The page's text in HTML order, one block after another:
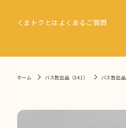
くまトクとは よくあるご質問
ホーム バス放出品（341） バス放出品